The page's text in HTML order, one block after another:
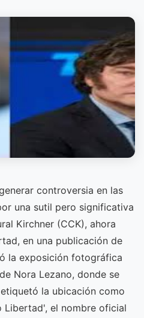
controversia en las
una sutil pero significativa
Kirchner (CCK), ahora
en una publicación de
la exposición fotográfica
Nora Lezano, donde se
la ubicación como
Libertad', el nombre oficial